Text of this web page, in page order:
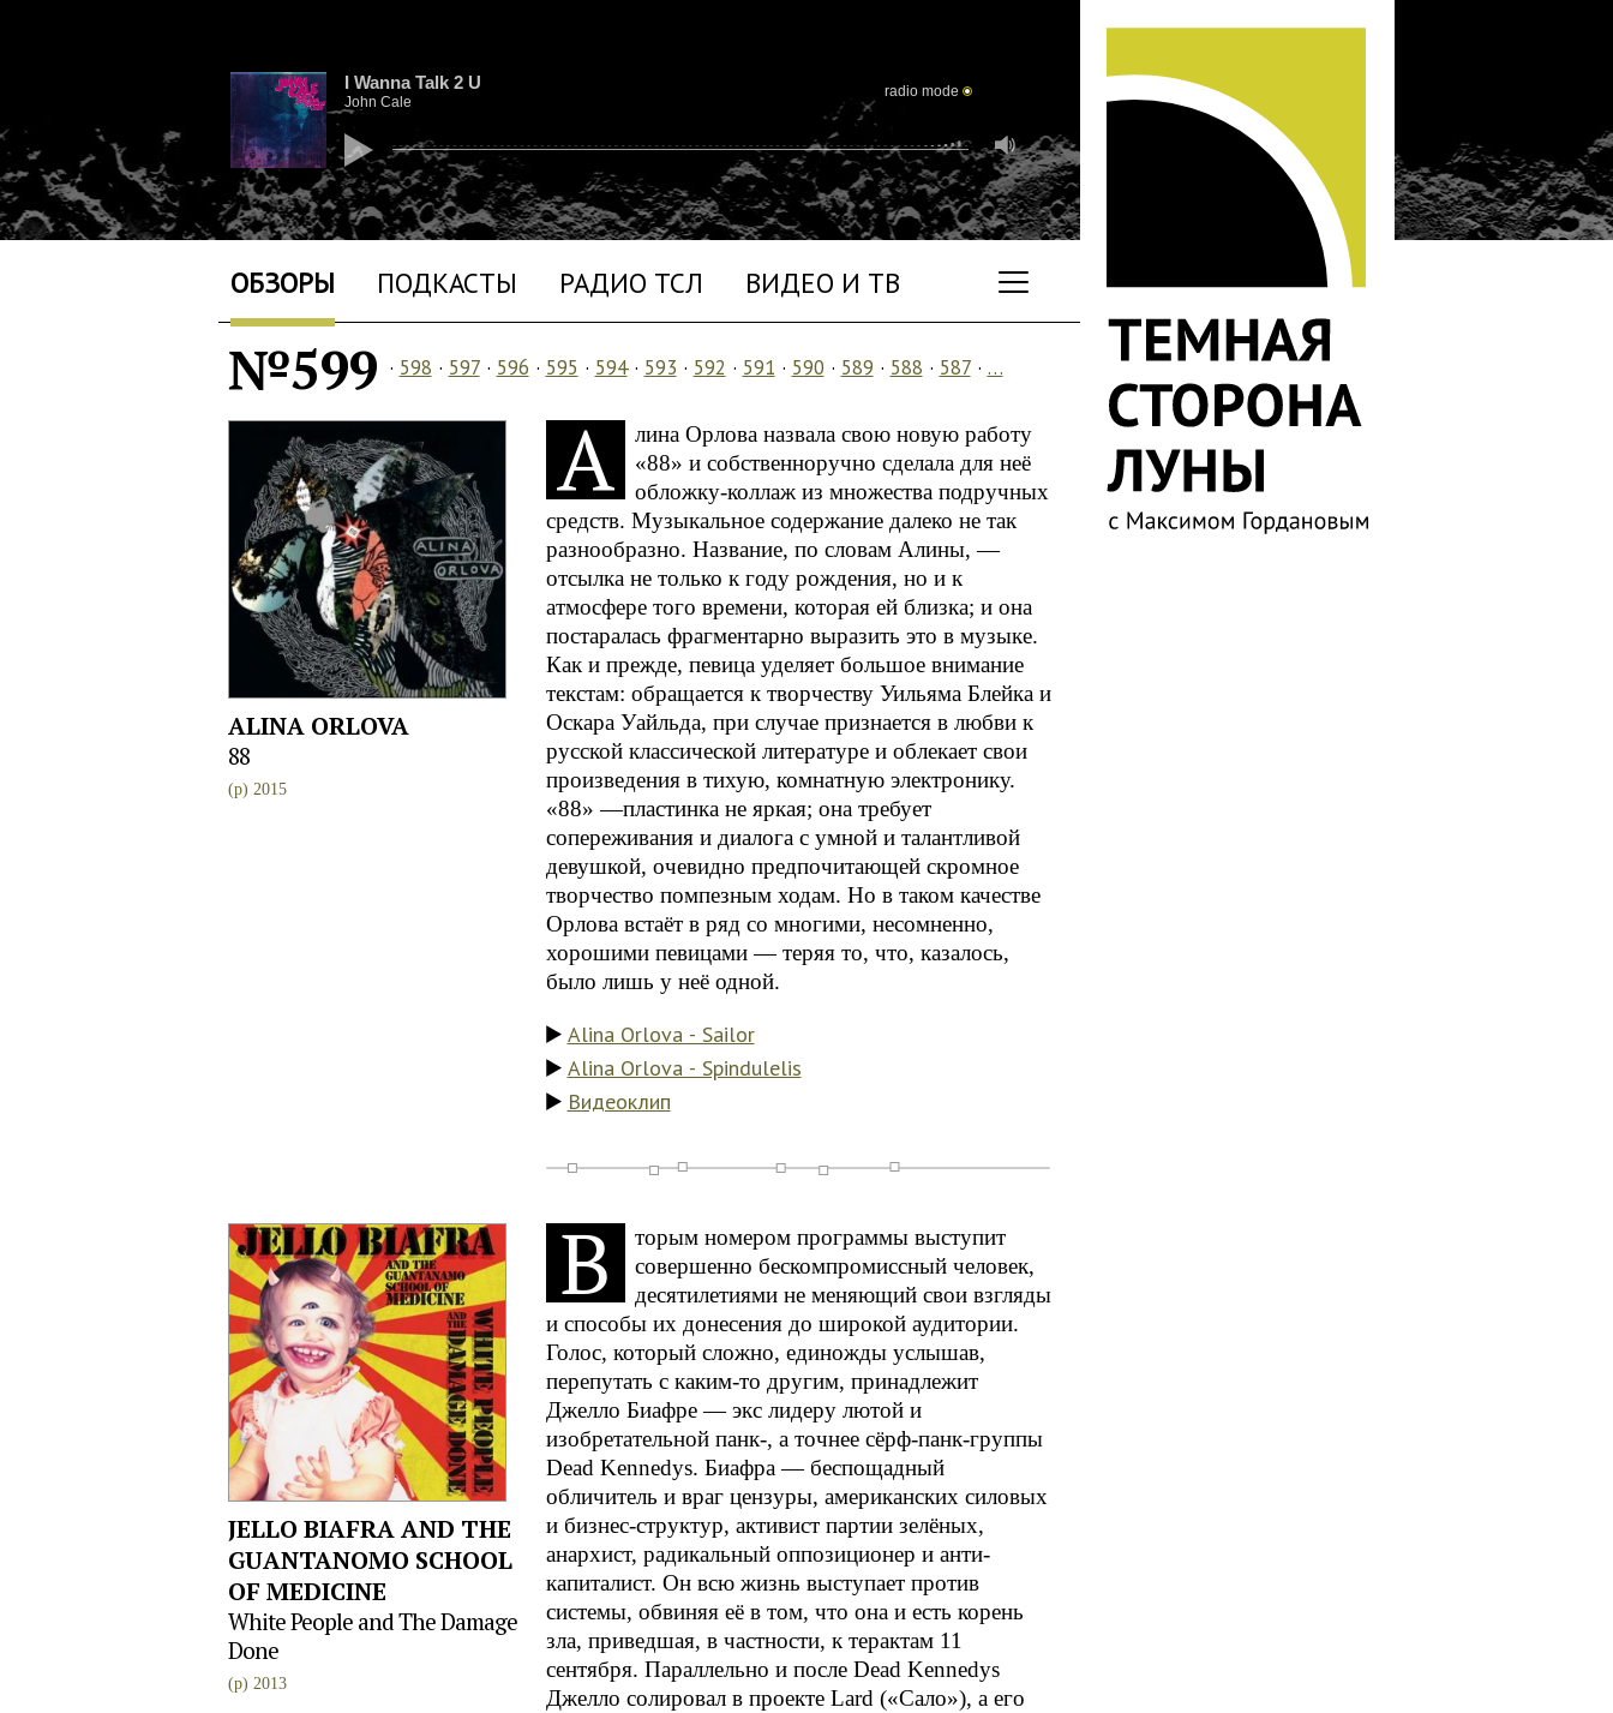
ОБЗОРЫ ПОДКАСТЫ РАДИО ТСЛ ВИДЕО И ТВ
I Wanna Talk 2 U
John Cale
radio mode
620
619
613
612 611 610 609 608
605 604 603 602
600 599 598 597 596
595
594 593 592 591 590
589
588
587 586 585
573
№599 · 598 · 597· 596 · 595 · 594· 593 · 592 · 591 · 590 · 589 · 588 · 587· …
ALINA ORLOVA
88
(p) 2015
А
лина Орлова назвала свою новую работу
«88» и собственноручно сделала для неё
обложку-коллаж из множества подручных
средств. Музыкальное содержание далеко не так
разнообразно. Название, по словам Алины, —
отсылка не только к году рождения, но и к
атмосфере того времени, которая ей близка; и она
постаралась фрагментарно выразить это в музыке.
Как и прежде, певица уделяет большое внимание
текстам: обращается к творчеству Уильяма Блейка и
Оскара Уайльда, при случае признается в любви к
русской классической литературе и облекает свои
произведения в тихую, комнатную электронику.
«88» —пластинка не яркая; она требует
сопереживания и диалога с умной и талантливой
девушкой, очевидно предпочитающей скромное
творчество помпезным ходам. Но в таком качестве
Орлова встаёт в ряд со многими, несомненно,
хорошими певицами — теряя то, что, казалось,
было лишь у неё одной.
Alina Orlova - Sailor
Alina Orlova - Spindulelis
Видеоклип
JELLO BIAFRA AND THE
GUANTANOMO SCHOOL
OF MEDICINE
White People and The Damage
Done
(p) 2013
В
торым номером программы выступит
совершенно бескомпромиссный человек,
десятилетиями не меняющий свои взгляды
и способы их донесения до широкой аудитории.
Голос, который сложно, единожды услышав,
перепутать с каким-то другим, принадлежит
Джелло Биафре — экс лидеру лютой и
изобретательной панк-, а точнее сёрф-панк-группы
Dead Kennedys. Биафра — беспощадный
обличитель и враг цензуры, американских силовых
и бизнес-структур, активист партии зелёных,
анархист, радикальный оппозиционер и анти-
капиталист. Он всю жизнь выступает против
системы, обвиняя её в том, что она и есть корень
зла, приведшая, в частности, к терактам 11
сентября. Параллельно и после Dead Kennedys
Джелло солировал в проекте Lard («Сало»), а его